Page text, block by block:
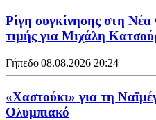
Ρίγη συγκίνησης στη
τιμής για Μιχάλη
Γήπεδο|08.08.2026 20:24
«Χαστούκι» για τη
Ολυμπιακό